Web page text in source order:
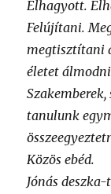
Elhagyott.
Felújítani.
megtisztítani
életet
tanulunk
Közös ebéd.
Jónás